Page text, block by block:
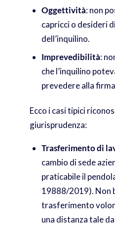
Oggettività: non
capricci o desideri
dell’inquilino.
Imprevedibilità:
che l’inquilino
prevedere alla
Ecco i casi tipici
giurisprudenza:
Trasferimento di
cambio di sede
praticabile il
19888/2019). Non
trasferimento
una distanza tale